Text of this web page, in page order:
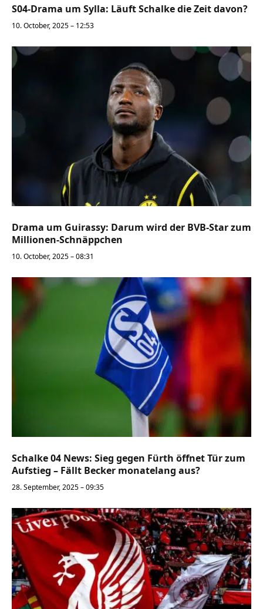
S04-Drama um Sylla: Läuft Schalke die Zeit davon?
10. October, 2025 – 12:53
Drama um Guirassy: Darum wird der BVB-Star zum
Millionen-Schnäppchen
10. October, 2025 – 08:31
Schalke 04 News: Sieg gegen Fürth öffnet Tür zum
Aufstieg – Fällt Becker monatelang aus?
28. September, 2025 – 09:35